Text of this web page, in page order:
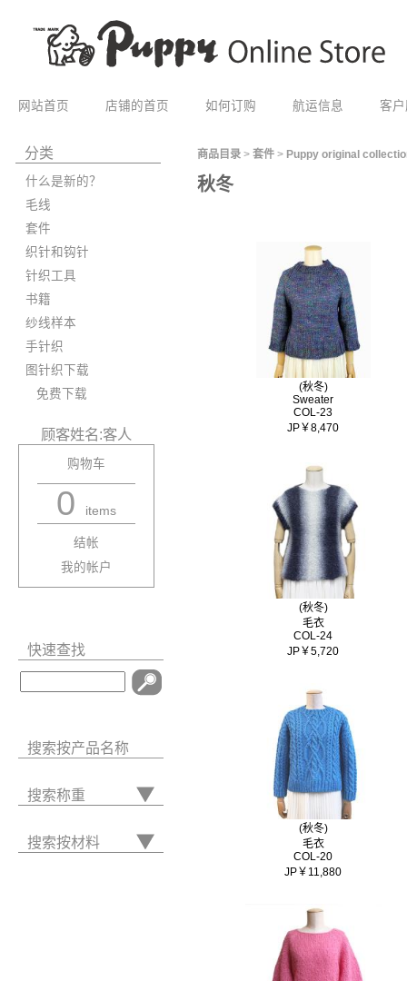
网站首页 店铺的首页 如何订购 航运信息 客
分类
什么是新的？
毛线
套件
织针和钩针
针织工具
书籍
纱线样本
手针织
图针织下载
免费下载
顾客姓名:客人
购物车
0 items
结帐
我的帐户
快速查找
搜索按产品名称
搜索称重
搜索按材料
商品目录 > 套件 > Puppy original
秋冬
(秋冬)
Sweater
COL-23
JP￥8,470
(秋冬)
毛衣
COL-24
JP￥5,720
(秋冬)
毛衣
COL-20
JP￥11,880